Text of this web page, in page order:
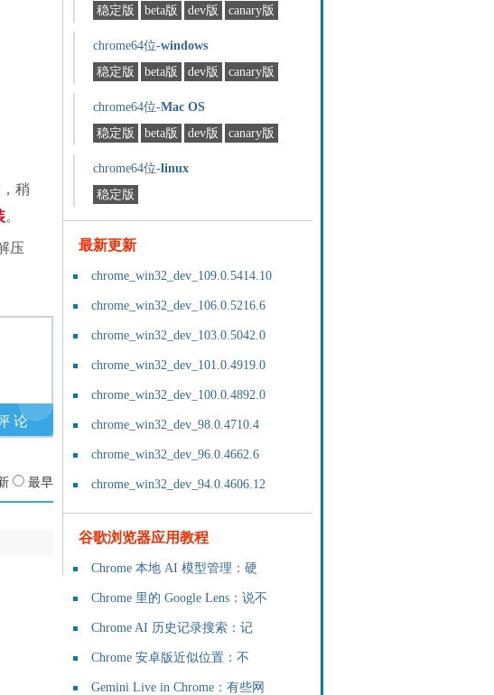
稍
。
压
最早
稳定版
beta版 dev版 canary版
chrome64位-windows
稳定版
beta版 dev版 canary版
chrome64位-Mac OS
稳定版
beta版 dev版 canary版
chrome64位-linux
稳定版
最新更新
chrome_win32_dev_109.0.5414.10
chrome_win32_dev_106.0.5216.6
chrome_win32_dev_103.0.5042.0
chrome_win32_dev_101.0.4919.0
chrome_win32_dev_100.0.4892.0
chrome_win32_dev_98.0.4710.4
chrome_win32_dev_96.0.4662.6
chrome_win32_dev_94.0.4606.12
谷歌浏览器应用教程
Chrome 本地 AI 模型管理：硬
Chrome 里的 Google Lens：说不
Chrome AI 历史记录搜索：记
Chrome 安卓版近似位置：不
Gemini Live in Chrome：有些网